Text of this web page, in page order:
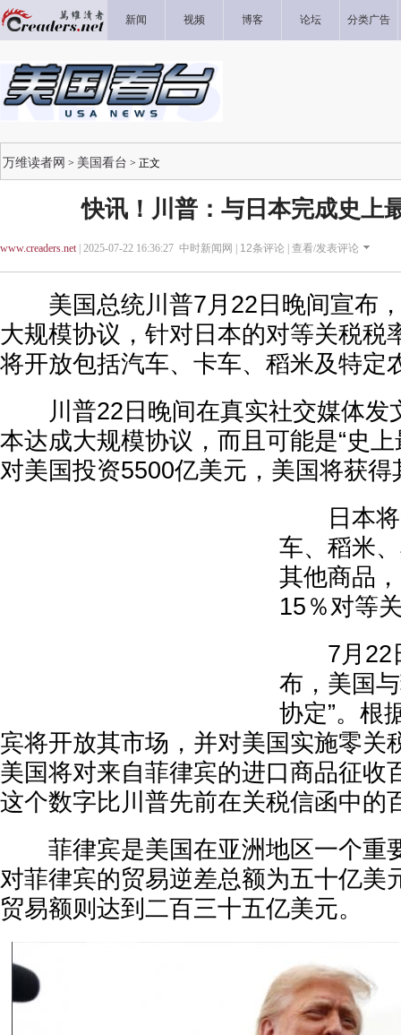
新闻 视频 博客 论坛 分类广告
万维读者网 > 美国看台 > 正文
快讯！川普：与日本完成史上
www.creaders.net| 2025-07-22 16:36:27 中时新闻网 | 12条评论 | 查看/发表评论
美国总统川普7月22日晚间宣布，
大规模协议，针对日本的对等关税税
将开放包括汽车、卡车、稻米及特定
川普22日晚间在真实社交媒体发
本达成大规模协议，而且可能是“史
对美国投资5500亿美元，美国将获得
日本将
车、稻米
其他商品
15％对等
7月22日
布，美国
协定”。根
宾将开放其市场，并对美国实施零关
美国将对来自菲律宾的进口商品征收
这个数字比川普先前在关税信函中的
菲律宾是美国在亚洲地区一个重
对菲律宾的贸易逆差总额为五十亿美
贸易额则达到二百三十五亿美元。